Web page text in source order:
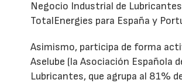
Negocio Industrial de Lubricantes
TotalEnergies para España y
Asimismo, participa de forma
Aselube (la Asociación Española
Lubricantes, que agrupa al 81%